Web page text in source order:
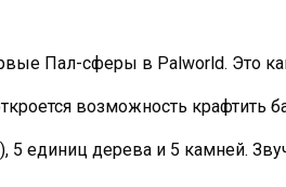
Пал-сферы в Palworld. Это
возможность крафтить
единиц дерева и 5 камней.